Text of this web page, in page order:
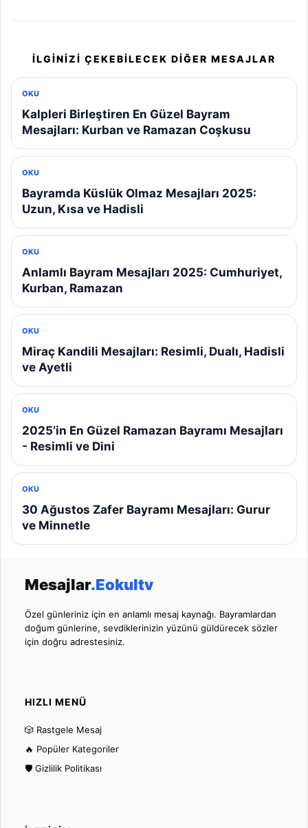
İLGINIZI ÇEKEBILECEK DIĞER MESAJLAR
OKU
Kalpleri Birleştiren En Güzel Bayram
Mesajları: Kurban ve Ramazan Coşkusu
OKU
Bayramda Küslük Olmaz Mesajları 2025:
Uzun, Kısa ve Hadisli
OKU
Anlamlı Bayram Mesajları 2025: Cumhuriyet,
Kurban, Ramazan
OKU
Miraç Kandili Mesajları: Resimli, Dualı, Hadisli
ve Ayetli
OKU
2025’in En Güzel Ramazan Bayramı Mesajları
- Resimli ve Dini
OKU
30 Ağustos Zafer Bayramı Mesajları: Gurur
ve Minnetle
Mesajlar.Eokultv
Özel günleriniz için en anlamlı mesaj kaynağı. Bayramlardan
doğum günlerine, sevdiklerinizin yüzünü güldürecek sözler
için doğru adrestesiniz.
HIZLI MENÜ
🎲 Rastgele Mesaj
🔥 Popüler Kategoriler
🛡️ Gizlilik Politikası